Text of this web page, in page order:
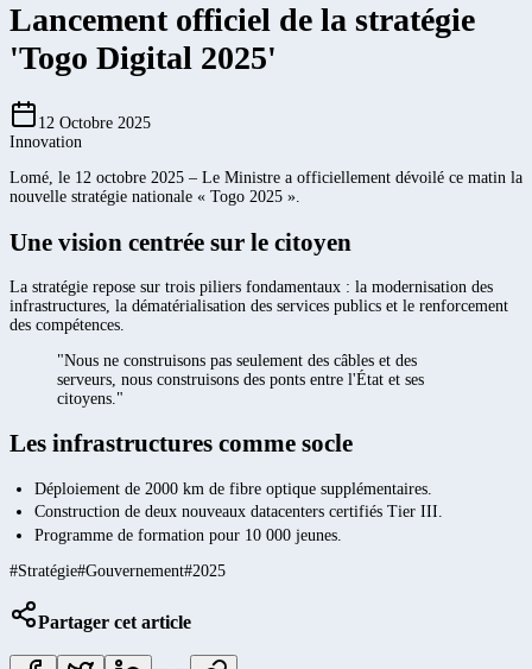
Lancement officiel de la stratégie
'Togo Digital 2025'
12 Octobre 2025
Innovation
Lomé, le 12 octobre 2025 – Le Ministre a officiellement dévoilé ce matin la
nouvelle stratégie nationale « Togo 2025 ».
Une vision centrée sur le citoyen
La stratégie repose sur trois piliers fondamentaux : la modernisation des
infrastructures, la dématérialisation des services publics et le renforcement
des compétences.
"Nous ne construisons pas seulement des câbles et des
serveurs, nous construisons des ponts entre l'État et ses
citoyens."
Les infrastructures comme socle
Déploiement de 2000 km de fibre optique supplémentaires.
Construction de deux nouveaux datacenters certifiés Tier III.
Programme de formation pour 10 000 jeunes.
#Stratégie#Gouvernement#2025
Partager cet article